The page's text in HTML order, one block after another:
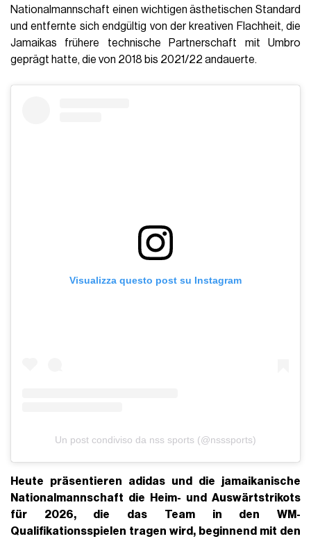
Nationalmannschaft einen wichtigen ästhetischen Standard
und entfernte sich endgültig von der kreativen Flachheit, die
Jamaikas frühere technische Partnerschaft mit Umbro
geprägt hatte, die von 2018 bis 2021/22 andauerte.
Visualizza questo post su Instagram
Un post condiviso da nss sports (@nsssports)
Heute präsentieren adidas und die jamaikanische
Nationalmannschaft die
Heim- und Auswärtstrikots
für 2026, die das Team in den WM-
Qualifikationsspielen tragen wird, beginnend mit den